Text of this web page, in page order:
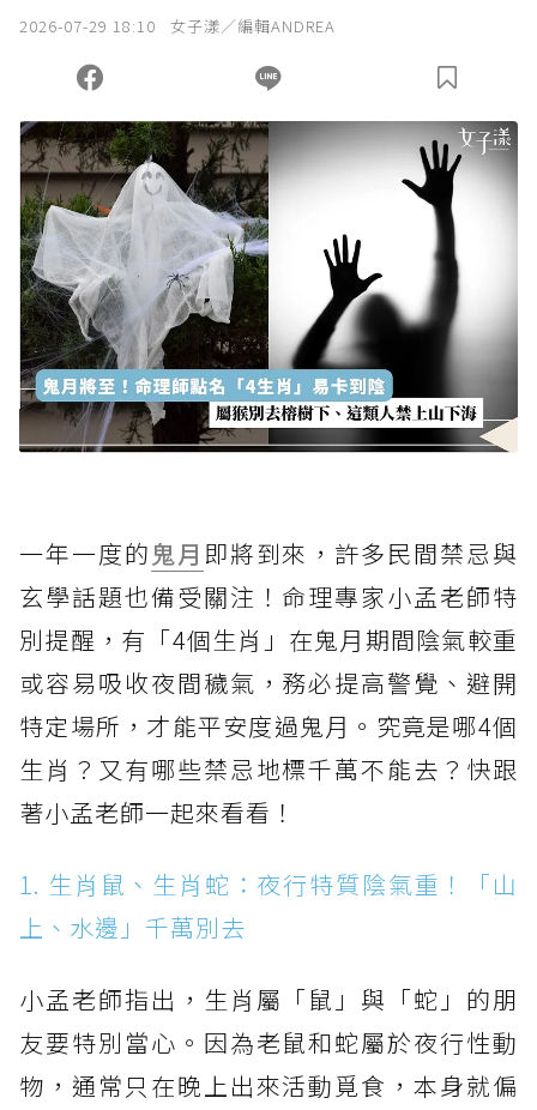
您當前剩餘 U 利點數：0點；前往 購買點數
2026-07-29 18:10 女子漾／編輯ANDREA
一年一度的鬼月 即將到來，許多民間禁忌與
玄學話題也備受關注！命理專家小孟老師特
別提醒，有「4個生肖」在鬼月期間陰氣較重
或容易吸收夜間穢氣，務必提高警覺、避開
特定場所，才能平安度過鬼月。究竟是哪4個
生肖？又有哪些禁忌地標千萬不能去？快跟
著小孟老師一起來看看！
1. 生肖鼠、生肖蛇：夜行特質陰氣重！「山
上、水邊」千萬別去
小孟老師指出，生肖屬「鼠」與「蛇」的朋
友要特別當心。因為老鼠和蛇屬於夜行性動
物，通常只在晚上出來活動覓食，本身就偏